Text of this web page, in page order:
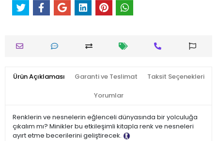
Ürün Açıklaması Garanti ve Teslimat Taksit Seçenekleri
Yorumlar
Renklerin ve nesnelerin eğlenceli dünyasında bir yolculuğa
çıkalım mı? Minikler bu etkileşimli kitapla renk ve nesneleri
ayırt etme becerilerini geliştirecek.